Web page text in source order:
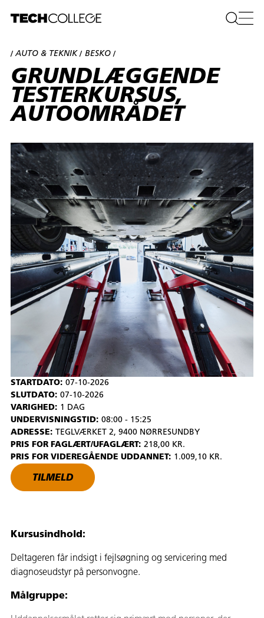
STARTDATO: 07-10-2026
SLUTDATO: 07-10-2026
VARIGHED: 1 DAG
UNDERVISNINGSTID: 08:00 - 15:25
ADRESSE: TEGLVÆRKET 2, 9400 NØRRESUNDBY
PRIS FOR FAGLÆRT/UFAGLÆRT: 218,00 KR.
PRIS FOR VIDEREGÅENDE UDDANNET: 1.009,10 KR.
TILMELD
/AUTO & TEKNIK / BESKO /
GRUNDLÆGGENDE
TESTERKURSUS,
AUTOOMRÅDET
Kursusindhold:
Deltageren får indsigt i fejlsøgning og servicering med
diagnoseudstyr på personvogne.
Målgruppe: